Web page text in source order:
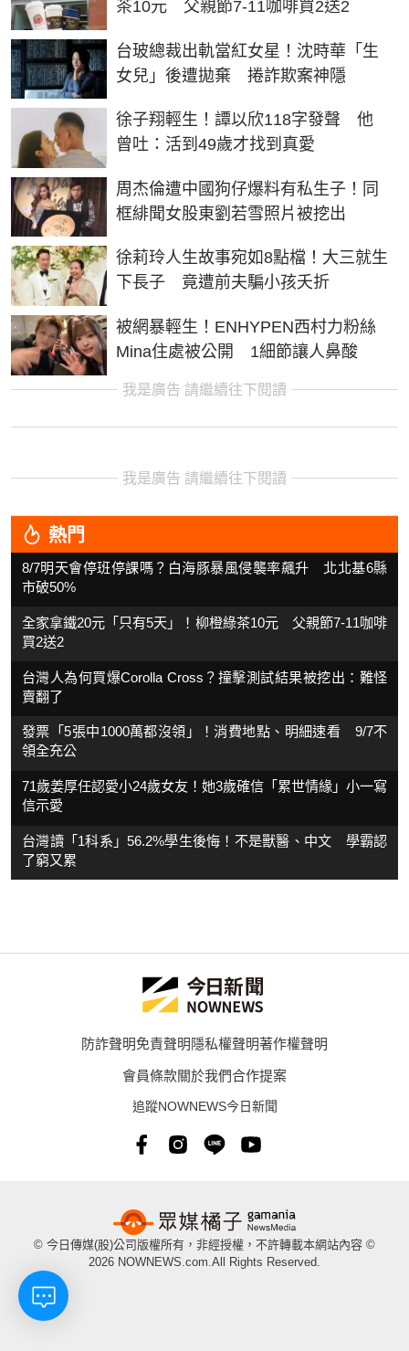
茶10元 父親節7-11咖啡買2送2
台玻總裁出軌當紅女星！沈時華「生
女兒」後遭拋棄 捲詐欺案神隱
徐子翔輕生！譚以欣118字發聲 他
曾吐：活到49歲才找到真愛
周杰倫遭中國狗仔爆料有私生子！同
框緋聞女股東劉若雪照片被挖出
徐莉玲人生故事宛如8點檔！大三就生
下長子 竟遭前夫騙小孩夭折
被網暴輕生！ENHYPEN西村力粉絲
Mina住處被公開 1細節讓人鼻酸
我是廣告 請繼續往下閱讀
我是廣告 請繼續往下閱讀
熱門
8/7明天會停班停課嗎？白海豚暴風侵襲率飆升 北北基6縣
市破50%
全家拿鐵20元「只有5天」！柳橙綠茶10元 父親節7-11咖啡
買2送2
台灣人為何買爆Corolla Cross？撞擊測試結果被挖出：難怪
賣翻了
發票「5張中1000萬都沒領」！消費地點、明細速看 9/7不
領全充公
71歲姜厚任認愛小24歲女友！她3歲確信「累世情緣」小一寫
信示愛
台灣讀「1科系」56.2%學生後悔！不是獸醫、中文 學霸認
了窮又累
防詐聲明免責聲明隱私權聲明著作權聲明
會員條款關於我們合作提案
追蹤NOWNEWS今日新聞
© 今日傳媒(股)公司版權所有，非經授權，不許轉載本網站內容 ©
2026 NOWNEWS.com.All Rights Reserved.